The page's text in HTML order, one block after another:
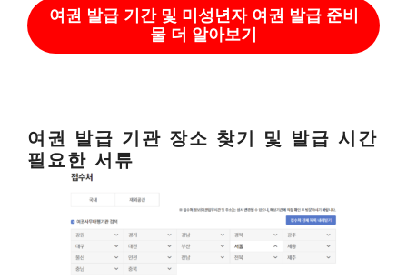
여권 발급 기간 및 미성년자 여권 발급 준비
물 더 알아보기
여권 발급 기관 장소 찾기 및 발급 시간
필요한 서류